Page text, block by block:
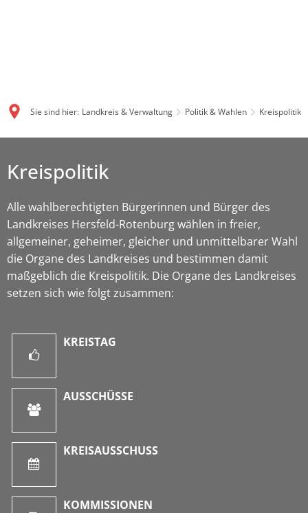
Sie sind hier: Landkreis & Verwaltung Politik & Wahlen Kreispolitik
Kreispolitik
Alle wahlberechtigten Bürgerinnen und Bürger des
Landkreises Hersfeld-Rotenburg wählen in freier,
allgemeiner, geheimer, gleicher und unmittelbarer Wahl
die Organe des Landkreises und bestimmen damit
maßgeblich die Kreispolitik. Die Organe des Landkreises
setzen sich wie folgt zusammen:
KREISTAG
AUSSCHÜSSE
KREISAUSSCHUSS
KOMMISSIONEN